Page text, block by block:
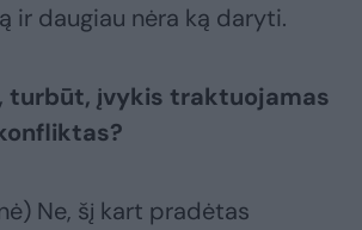
ir daugiau nėra ką daryti.
turbūt, įvykis traktuojamas
Ne, šį kart pradėtas